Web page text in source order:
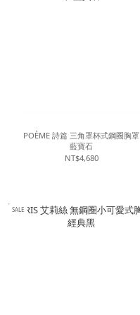
POÈME 詩篇 三角罩杯式鋼圈胸罩
藍寶石
NT$4,680
SALE